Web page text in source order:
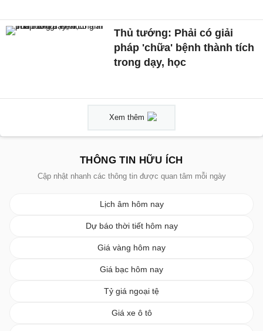
Thủ tướng: Phải có giải
pháp 'chữa' bệnh thành tích
trong dạy, học
Xem thêm
THÔNG TIN HỮU ÍCH
Cập nhật nhanh các thông tin được quan tâm mỗi ngày
Lịch âm hôm nay
Dự báo thời tiết hôm nay
Giá vàng hôm nay
Giá bạc hôm nay
Tỷ giá ngoại tệ
Giá xe ô tô